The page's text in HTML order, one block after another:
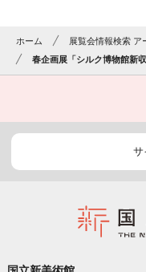
ホーム
展覧会情報検索 ア
春企画展「シルク博物館新収
サ